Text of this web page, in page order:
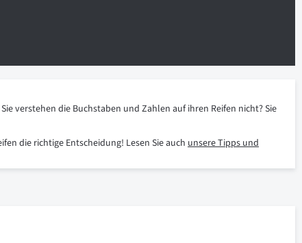
verstehen die Buchstaben und Zahlen auf ihren Reifen nicht? Sie
die richtige Entscheidung! Lesen Sie auch unsere Tipps und